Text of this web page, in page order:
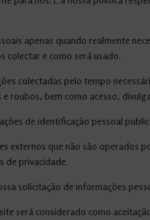
apenas quando realmente
colectar e como será usado.
colectadas pelo tempo
e roubos, bem como acesso,
de identificação pessoal
externos que não são operados
de privacidade.
solicitação de informações
será considerado como